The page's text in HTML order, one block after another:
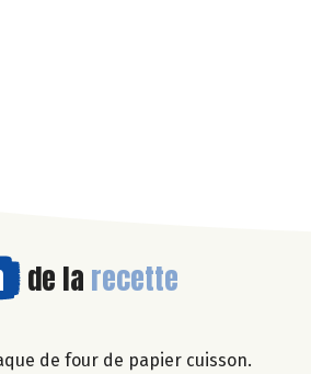
de la recette
de four de papier cuisson.